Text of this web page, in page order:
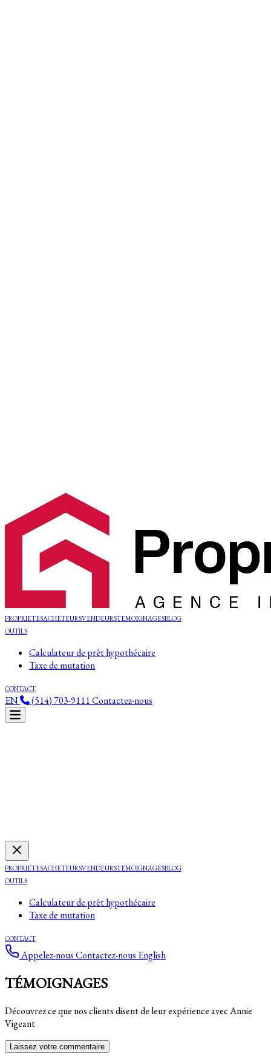
PROPRIETESACHETEURSVENDEURSTEMOIGNAGESBLOG
OUTILS
Calculateur de prêt hypothécaire
Taxe de mutation
CONTACT
EN (514) 703-9111Contactez-nous
PROPRIETESACHETEURSVENDEURSTEMOIGNAGESBLOG
OUTILS
Calculateur de prêt hypothécaire
Taxe de mutation
CONTACT
Appelez-nousContactez-nous English
TÉMOIGNAGES
Découvrez ce que nos clients disent de leur expérience avec Annie
Vigeant
Laissez votre commentaire